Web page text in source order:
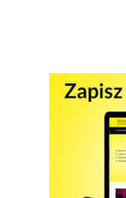
którym w sposób
na stronie oraz
przez Ciebie
Narzędzia
Korzystamy z
pozwalającego na
statystyk